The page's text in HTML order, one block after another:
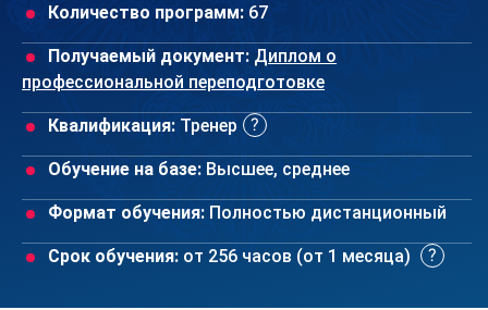
Количество программ: 67
Получаемый документ: Диплом о
профессиональной переподготовке
Квалификация: Тренер
Обучение на базе: Высшее, среднее
Формат обучения: Полностью дистанционный
Срок обучения: от 256 часов (от 1 месяца)